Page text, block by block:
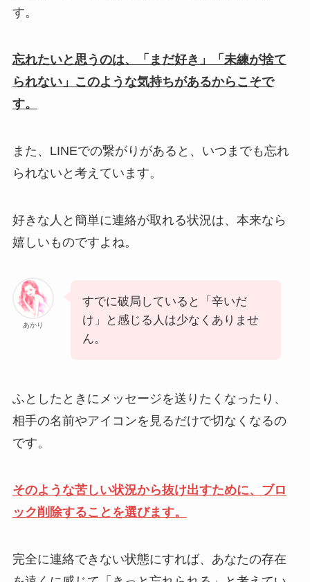
す。
忘れたいと思うのは、「まだ好き」「未練が捨て
られない」このような気持ちがあるからこそで
す。
また、LINEでの繋がりがあると、いつまでも忘れ
られないと考えています。
好きな人と簡単に連絡が取れる状況は、本来なら
嬉しいものですよね。
あかり
すでに破局していると「辛いだ
け」と感じる人は少なくありませ
ん。
ふとしたときにメッセージを送りたくなったり、
相手の名前やアイコンを見るだけで切なくなるの
です。
そのような苦しい状況から抜け出すために、ブロ
ック削除することを選びます。
完全に連絡できない状態にすれば、あなたの存在